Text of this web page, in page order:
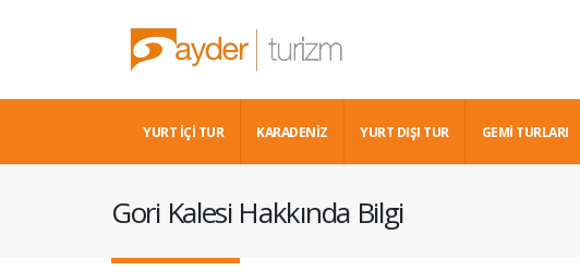
YURT İÇİ TUR KARADENIZ YURT DIŞI TUR GEMİ TURLARI
Gori Kalesi Hakkında Bilgi